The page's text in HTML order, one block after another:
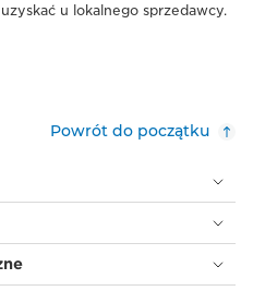
u lokalnego sprzedawcy.
Powrót do początku